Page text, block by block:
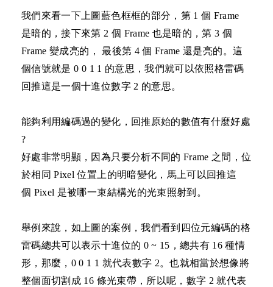
我們來看一下上圖藍色框框的部分，第 1個 Frame
是暗的，接下來第 2 個 Frame 也是暗的，第3 個
Frame變成亮的， 最後第 4個Frame還是亮的。這
個信號就是0 0 1 1 的意思，我們就可以依照格雷碼
回推這是一個十進位數字 2 的意思。
能夠利用編碼過的變化，回推原始的數值有什麼好處
?
好處非常明顯，因為只要分析不同的 Frame 之間，位
於相同 Pixel 位置上的明暗變化，馬上可以回推這
個 Pixel 是被哪一束結構光的光束照射到。
舉例來說，如上圖的案例，我們看到四位元編碼的格
雷碼總共可以表示十進位的 0 ~ 15，總共有 16 種情
形，那麼， 0 0 1 1 就代表數字 2。也就相當於想像將
整個面切割成 16 條光束帶，所以呢，數字 2 就代表